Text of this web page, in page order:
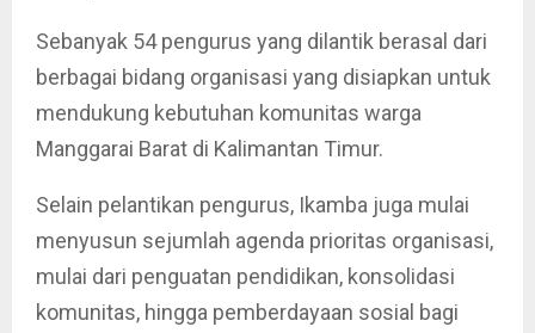
Sebanyak 54 pengurus yang dilantik berasal dari
berbagai bidang organisasi yang disiapkan untuk
mendukung kebutuhan komunitas warga
Manggarai Barat di Kalimantan Timur.
Selain pelantikan pengurus, Ikamba juga mulai
menyusun sejumlah agenda prioritas organisasi,
mulai dari penguatan pendidikan, konsolidasi
komunitas, hingga pemberdayaan sosial bagi